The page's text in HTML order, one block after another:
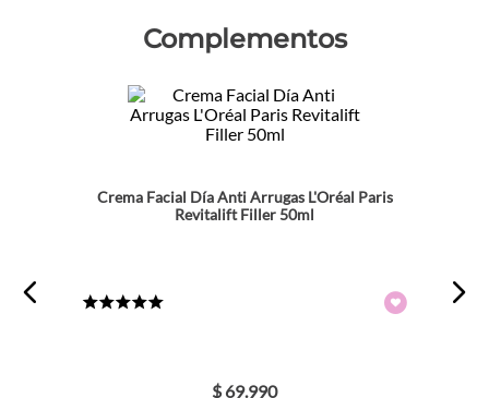
Complementos
Crema Facial Día Anti Arrugas L'Oréal Paris
Revitalift Filler 50ml
$ 69.990